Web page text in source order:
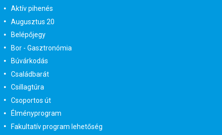
Aktív pihenés
Augusztus 20
Belépőjegy
Bor - Gasztronómia
Búvárkodás
Családbarát
Csillagtúra
Csoportos út
Élményprogram
Fakultatív program lehetőség